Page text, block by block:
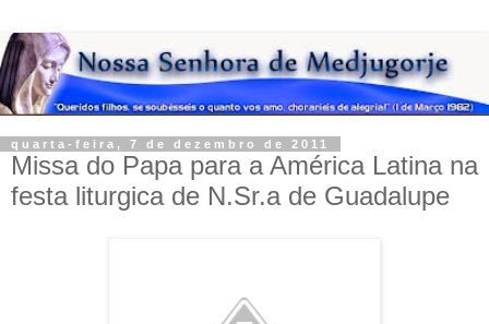
quarta-feira, 7 de dezembro de 2011
Missa do Papa para a América Latina na
festa liturgica de N.Sr.a de Guadalupe